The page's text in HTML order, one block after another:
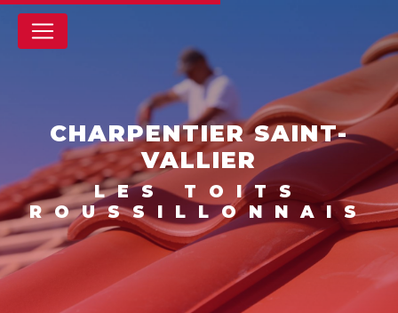
CHARPENTIER SAINT-
VALLIER
LES TOITS
ROUSSILLONNAIS
Panneau de gestion des cookies